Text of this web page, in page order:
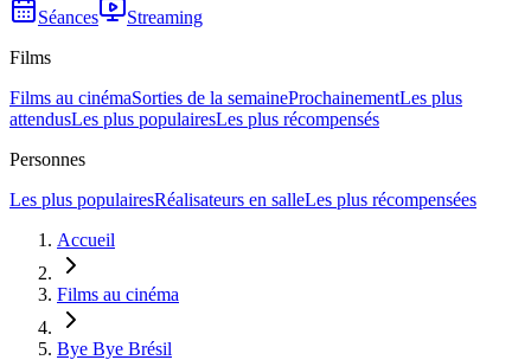
Séances
Streaming
Films
Films au cinémaSorties de la semaineProchainementLes plus
attendusLes plus populairesLes plus récompensés
Personnes
Les plus populairesRéalisateurs en salleLes plus récompensées
Accueil
Films au cinéma
Bye Bye Brésil